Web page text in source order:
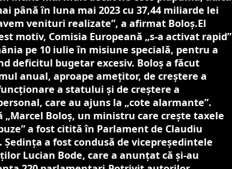
până în luna mai 2023 cu 37,44 miliarde lei
venituri realizate”, a afirmat Boloş.El
motiv, Comisia Europeană „s-a activat rapid”
pe 10 iulie în misiune specială, pentru a
deficitul bugetar excesiv. Boloș a făcut
anual, aproape ameţitor, de creştere a
a statului și de creștere a
care au ajuns la „cote alarmante”.
„Marcel Boloş, un ministru care creşte taxele
a fost citită în Parlament de Claudiu
Şedinţa a fost condusă de vicepreşedintele
Lucian Bode, care a anunţat că şi-au